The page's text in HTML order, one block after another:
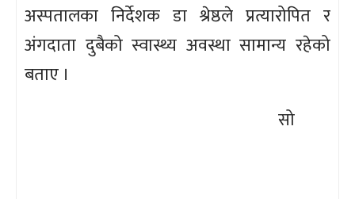
अस्पतालका निर्देशक डा श्रेष्ठले प्रत्यारोपित र
अंगदाता दुबैको स्वास्थ्य अवस्था सामान्य रहेको
बताए ।
सो